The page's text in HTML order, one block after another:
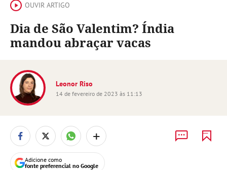
OUVIR ARTIGO
Dia de São Valentim? Índia
mandou abraçar vacas
Leonor Riso
14 de fevereiro de 2023 às 11:13
+
Adicione como
fonte preferencial no Google